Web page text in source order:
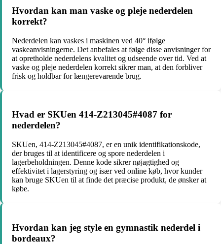
Hvordan kan man vaske og pleje nederdelen
korrekt?
Nederdelen kan vaskes i maskinen ved 40° ifølge
vaskeanvisningerne. Det anbefales at følge disse anvisninger for
at opretholde nederdelens kvalitet og udseende over tid. Ved at
vaske og pleje nederdelen korrekt sikrer man, at den forbliver
frisk og holdbar for længerevarende brug.
Hvad er SKUen 414-Z213045#4087 for
nederdelen?
SKUen, 414-Z213045#4087, er en unik identifikationskode,
der bruges til at identificere og spore nederdelen i
lagerbeholdningen. Denne kode sikrer nøjagtighed og
effektivitet i lagerstyring og især ved online køb, hvor kunder
kan bruge SKUen til at finde det præcise produkt, de ønsker at
købe.
Hvordan kan jeg style en gymnastik nederdel i
bordeaux?